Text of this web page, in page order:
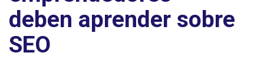
deben aprender sobre
SEO